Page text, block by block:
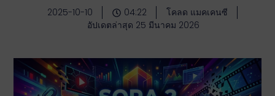
2025-10-10 04:22
โคลด แมคเคนซี
อัปเดตล่าสุด 25 มีนาคม 2026